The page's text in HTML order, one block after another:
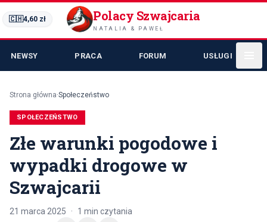
🇨🇭4,60 zł Polacy Szwajcaria
NATALIA & PAWEŁ
NEWSY PRACA FORUM USŁUGI
Strona główna·Społeczeństwo
SPOŁECZEŃSTWO
Złe warunki pogodowe i
wypadki drogowe w
Szwajcarii
21 marca 2025 · 1 min czytania